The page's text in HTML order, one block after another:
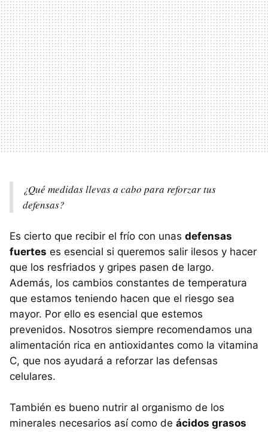
¿Qué medidas llevas a cabo para reforzar tus
defensas?
Es cierto que recibir el frío con unas defensas
fuertes es esencial si queremos salir ilesos y hacer
que los resfriados y gripes pasen de largo.
Además, los cambios constantes de temperatura
que estamos teniendo hacen que el riesgo sea
mayor. Por ello es esencial que estemos
prevenidos. Nosotros siempre recomendamos una
alimentación rica en antioxidantes como la vitamina
C, que nos ayudará a reforzar las defensas
celulares.
También es bueno nutrir al organismo de los
minerales necesarios así como de ácidos grasos